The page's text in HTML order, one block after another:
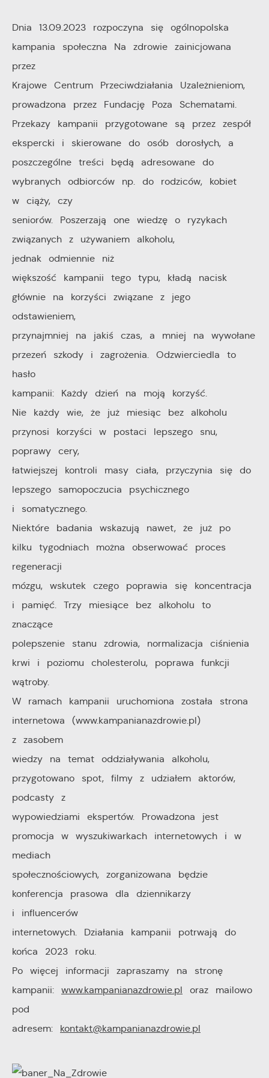
Dnia 13.09.2023 rozpoczyna się ogólnopolska
kampania społeczna Na zdrowie zainicjowana
przez
Krajowe Centrum Przeciwdziałania Uzależnieniom,
prowadzona przez Fundację Poza Schematami.
Przekazy kampanii przygotowane są przez zespół
ekspercki i skierowane do osób dorosłych, a
poszczególne treści będą adresowane do
wybranych odbiorców np. do rodziców, kobiet
w ciąży, czy
seniorów. Poszerzają one wiedzę o ryzykach
związanych z używaniem alkoholu,
jednak odmiennie niż
większość kampanii tego typu, kładą nacisk
głównie na korzyści związane z jego
odstawieniem,
przynajmniej na jakiś czas, a mniej na wywołane
przezeń szkody i zagrożenia. Odzwierciedla to
hasło
kampanii: Każdy dzień na moją korzyść.
Nie każdy wie, że już miesiąc bez alkoholu
przynosi korzyści w postaci lepszego snu,
poprawy cery,
łatwiejszej kontroli masy ciała, przyczynia się do
lepszego samopoczucia psychicznego
i somatycznego.
Niektóre badania wskazują nawet, że już po
kilku tygodniach można obserwować proces
regeneracji
mózgu, wskutek czego poprawia się koncentracja
i pamięć. Trzy miesiące bez alkoholu to
znaczące
polepszenie stanu zdrowia, normalizacja ciśnienia
krwi i poziomu cholesterolu, poprawa funkcji
wątroby.
W ramach kampanii uruchomiona została strona
internetowa (www.kampanianazdrowie.pl)
z zasobem
wiedzy na temat oddziaływania alkoholu,
przygotowano spot, filmy z udziałem aktorów,
podcasty z
wypowiedziami ekspertów. Prowadzona jest
promocja w wyszukiwarkach internetowych i w
mediach
społecznościowych, zorganizowana będzie
konferencja prasowa dla dziennikarzy
i influencerów
internetowych. Działania kampanii potrwają do
końca 2023 roku.
Po więcej informacji zapraszamy na stronę
kampanii: www.kampanianazdrowie.pl oraz mailowo
pod
adresem: kontakt@kampanianazdrowie.pl
Cookies analityczne pozwalają na uzyskanie informacji
w zakresie wykorzystywania witryny internetowej,
naszych serwisów internetowych pod względem ich
popularności wśród użytkowników. Zgromadzone
informacje są przetwarzane w formie zanonimizowanej.
Wyrażenie zgody na analityczne pliki cookies
gwarantuje dostępność wszystkich funkcjonalności.
Więcej
najciekawsze informacje i aktualności na stronach
naszych partnerów.
Promocyjne pliki cookies służą do prezentowania Ci
naszych komunikatów na podstawie analizy Twoich
upodobań oraz Twoich zwyczajów dotyczących
firm będących naszymi partnerami oraz innych
dostawców usług. Firmy te działają w charakterze
pośredników prezentujących nasze treści w postaci
wiadomości, ofert, komunikatów mediów
społecznościowych.